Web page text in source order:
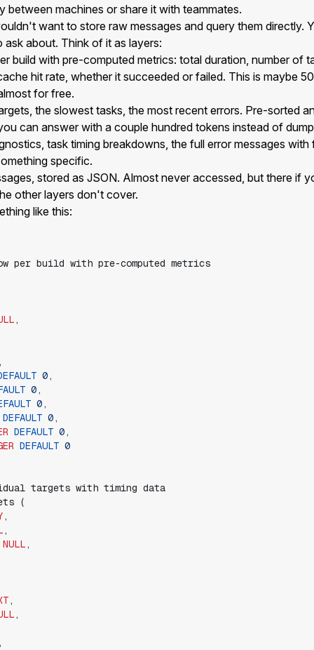
between machines or share it with teammates.
want to store raw messages and query them directly.
ask about. Think of it as layers:
build with pre-computed metrics: total duration, number of
hit rate, whether it succeeded or failed. This is maybe
for free.
the slowest tasks, the most recent errors. Pre-sorted
can answer with a couple hundred tokens instead of
task timing breakdowns, the full error messages
specific.
stored as JSON. Almost never accessed, but there if
other layers don't cover.
like this:
,
0,
0,
0,
DEFAULT 0,
DEFAULT 0,
DEFAULT 0
(
,
,
NULL,
,
,